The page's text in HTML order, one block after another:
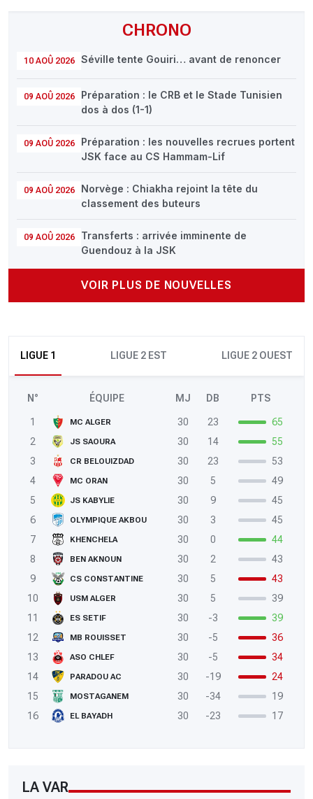
CHRONO
10 AOÛ 2026 Séville tente Gouiri… avant de renoncer
09 AOÛ 2026
Préparation : le CRB et le Stade Tunisien
dos à dos (1-1)
09 AOÛ 2026
Préparation : les nouvelles recrues portent
JSK face au CS Hammam-Lif
09 AOÛ 2026
Norvège : Chiakha rejoint la tête du
classement des buteurs
09 AOÛ 2026
Transferts : arrivée imminente de
Guendouz à la JSK
VOIR PLUS DE NOUVELLES
LIGUE 1 LIGUE 2 EST LIGUE 2 OUEST
N° ÉQUIPE MJ DB PTS
1 MC ALGER 30 23
65
2
JS SAOURA 30 14
55
3
CR BELOUIZDAD 30 23
53
4
MC ORAN 30 5
49
5
JS KABYLIE 30 9
45
6
OLYMPIQUE AKBOU 30 3
45
7
KHENCHELA 30 0
44
8
BEN AKNOUN 30 2
43
9
CS CONSTANTINE 30 5
43
10
USM ALGER 30 5
39
11
ES SETIF 30 -3
39
12
MB ROUISSET 30 -5
36
13
ASO CHLEF 30 -5
34
14
PARADOU AC 30 -19
24
15
MOSTAGANEM 30 -34
19
16
EL BAYADH 30 -23 17
LA VAR